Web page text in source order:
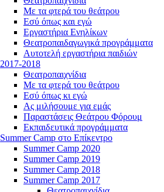
Με τα φτερά του θεάτρου
Εσύ όπως και εγώ
Εργαστήρια Ενηλίκων
Θεατροπαιδαγωγικά προγράμματα
Αυτοτελή εργαστήρια παιδιών
2017-2018
Θεατροπαιχνίδια
Με τα φτερά του θεάτρου
Εσύ όπως κι εγώ
Ας μιλήσουμε για εμάς
Παραστάσεις Θεάτρου Φόρουμ
Εκπαιδευτικά προγράμματα
Summer Camp στο Επίκεντρο
Summer Camp 2020
Summer Camp 2019
Summer Camp 2018
Summer Camp 2017